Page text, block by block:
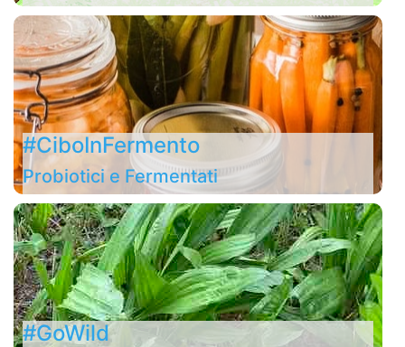
#CiboInFermento
Probiotici e Fermentati
#GoWild